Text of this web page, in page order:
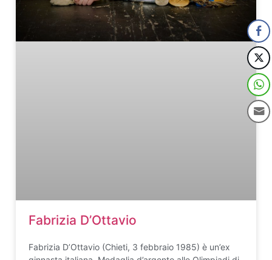
Fabrizia D’Ottavio
Fabrizia D’Ottavio (Chieti, 3 febbraio 1985) è un’ex